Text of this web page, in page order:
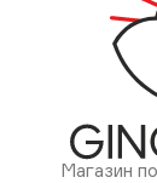
Магазин